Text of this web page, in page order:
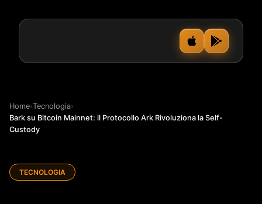
Home›Tecnologia›
Bark su Bitcoin Mainnet: il Protocollo Ark Rivoluziona la Self-
Custody
TECNOLOGIA